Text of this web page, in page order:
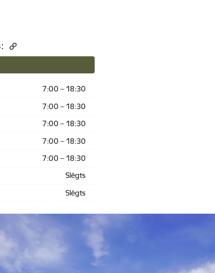
7:00 – 18:30
7:00 – 18:30
7:00 – 18:30
7:00 – 18:30
7:00 – 18:30
Slēgts
Slēgts